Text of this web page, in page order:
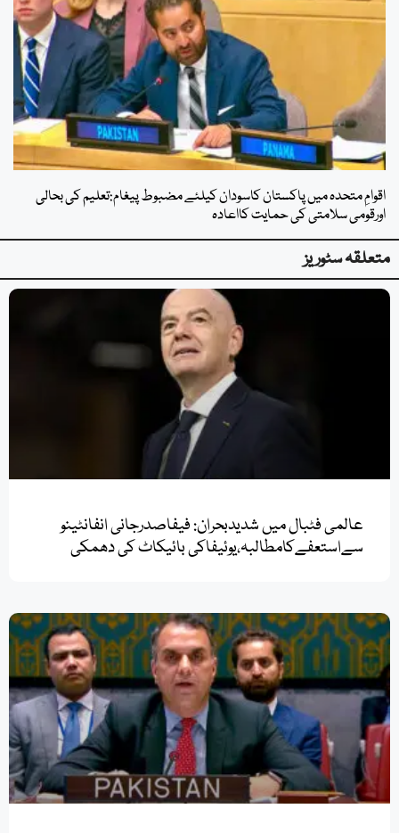
اقوامِ متحدہ میں پاکستان کاسودان کیلئے مضبوط پیغام:تعلیم کی بحالی
اورقومی سلامتی کی حمایت کااعادہ
متعلقہ سٹوریز
عالمی فٹبال میں شدیدبحران: فیفاصدرجانی انفانٹینو
سےاستعفےکامطالبہ،یوئیفاکی بائیکاٹ کی دھمکی